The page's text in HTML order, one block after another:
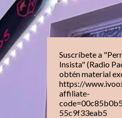
Suscríbete a
Insista" (Radio
obtén material
https://
affiliate-
55c9f33eab5